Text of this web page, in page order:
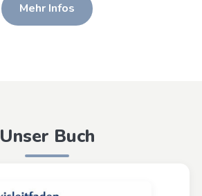
Karte aktivieren
Mehr Infos
Unser Buch